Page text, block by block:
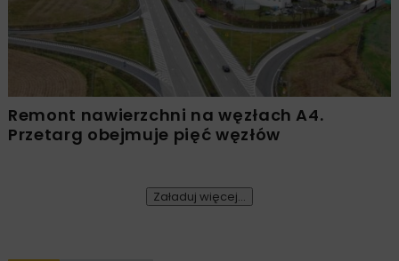
Remont nawierzchni na węzłach A4.
Przetarg obejmuje pięć węzłów
Załaduj więcej...